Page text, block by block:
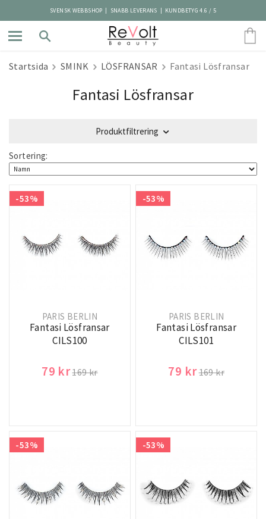
SVENSK WEBBSHOP | SNABB LEVERANS | KUNDBETYG 4.6 / 5
Startsida SMINK LÖSFRANSAR Fantasi Lösfransar
Fantasi Lösfransar
Produktfiltrering
Sortering:
-53%
PARIS BERLIN
Fantasi Lösfransar
CILS100
79 kr169 kr
-53%
PARIS BERLIN
Fantasi Lösfransar
CILS101
79 kr169 kr
-53% -53%